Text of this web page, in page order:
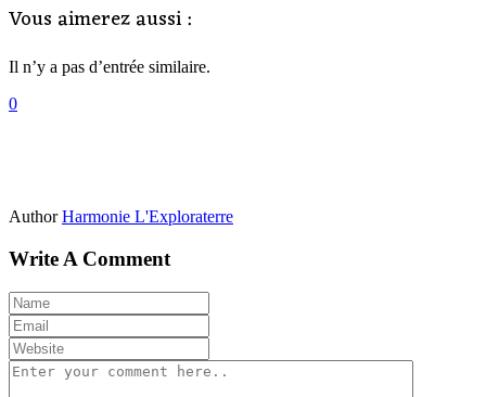
Vous aimerez aussi :
Il n’y a pas d’entrée similaire.
0
Author Harmonie L'Exploraterre
Write A Comment